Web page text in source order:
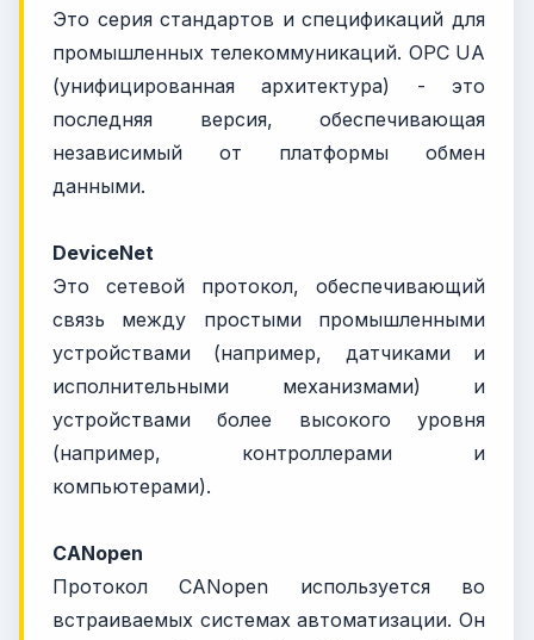
Это серия стандартов и спецификаций для
промышленных телекоммуникаций. OPC UA
(унифицированная архитектура) - это
последняя версия, обеспечивающая
независимый от платформы обмен
данными.
DeviceNet
Это сетевой протокол, обеспечивающий
связь между простыми промышленными
устройствами (например, датчиками и
исполнительными механизмами) и
устройствами более высокого уровня
(например, контроллерами и
компьютерами).
CANopen
Протокол CANopen используется во
встраиваемых системах автоматизации. Он